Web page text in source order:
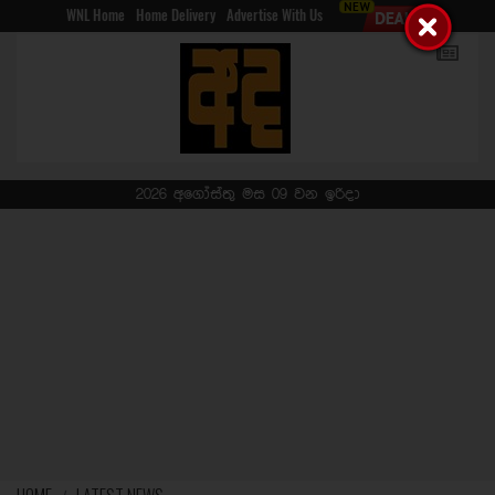
WNL Home Home Delivery Advertise With Us
2026 අගෝස්තු මස 09 වන ඉරිදා